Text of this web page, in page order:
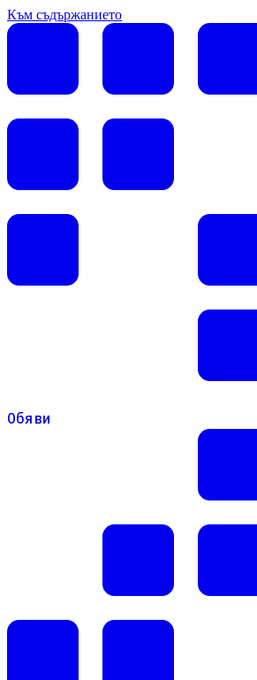
Към съдържанието
Обяви